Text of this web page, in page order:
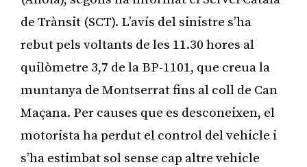
de Trànsit (SCT). L’avís del sinistre s’ha
rebut pels voltants de les 11.30 hores al
quilòmetre 3,7 de la BP-1101, que creua la
muntanya de Montserrat fins al coll de Can
Maçana. Per causes que es desconeixen, el
motorista ha perdut el control del vehicle i
s’ha estimbat sol sense cap altre vehicle